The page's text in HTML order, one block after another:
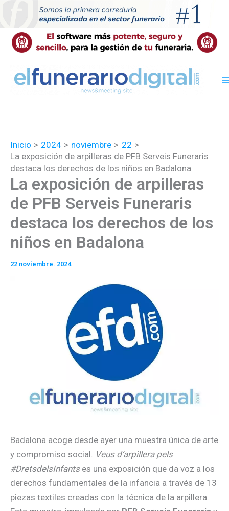
contenido
Inicio 2024 noviembre
22
La exposición de arpilleras de PFB Serveis Funeraris
destaca los derechos de los niños en Badalona
La exposición de arpilleras
de PFB Serveis Funeraris
destaca los derechos de los
niños en Badalona
22 noviembre. 2024
Badalona acoge desde ayer una muestra única de arte
y compromiso social. Veus d’arpillera pels
#DretsdelsInfantses una exposición que da voz a los
derechos fundamentales de la infancia a través de 13
piezas textiles creadas con la técnica de la arpillera.